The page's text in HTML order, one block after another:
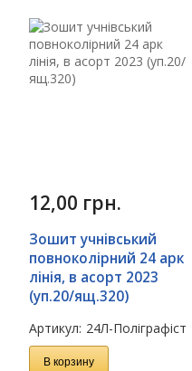
12,00 грн.
Зошит учнівський
повноколірний 24 арк
лінія, в асорт 2023
(уп.20/ящ.320)
Артикул: 24Л-Поліграфіст
В корзину